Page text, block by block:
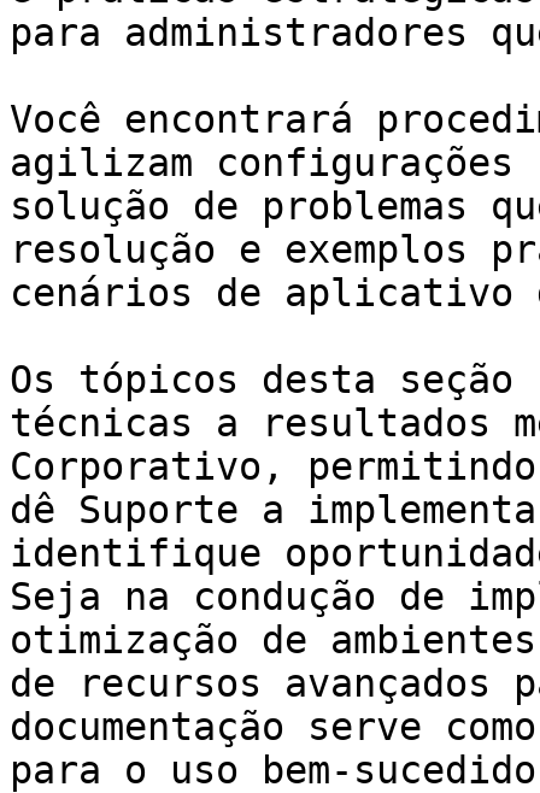
para administradores
Você encontrará
agilizam configurações
solução de problemas
resolução e exemplos
cenários de aplicativo
Os tópicos desta seção
técnicas a resultados
Corporativo,
dê Suporte a
identifique
Seja na condução de
otimização de
de recursos avançados
documentação serve
para o uso bem-